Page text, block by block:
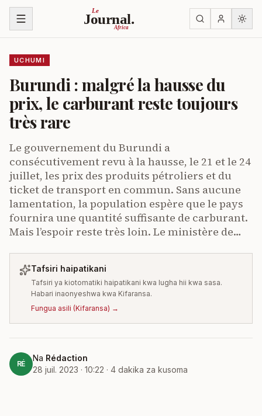
Ruka kwenye yaliyomo
Le
Journal.
Africa
UCHUMI
Burundi : malgré la hausse du
prix, le carburant reste toujours
très rare
Le gouvernement du Burundi a
consécutivement revu à la hausse, le 21 et le 24
juillet, les prix des produits pétroliers et du
ticket de transport en commun. Sans aucune
lamentation, la population espère que le pays
fournira une quantité suffisante de carburant.
Mais l’espoir reste très loin. Le ministère de…
Tafsiri haipatikani
Tafsiri ya kiotomatiki haipatikani kwa lugha hii kwa sasa.
Habari inaonyeshwa kwa Kifaransa.
Fungua asili (Kifaransa) →
RÉ
Na Rédaction
28 juil. 2023 · 10:22 · 4 dakika za kusoma